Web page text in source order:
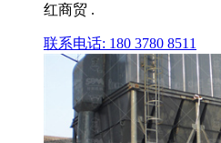
红商贸 .
联系电话: 180 3780 8511